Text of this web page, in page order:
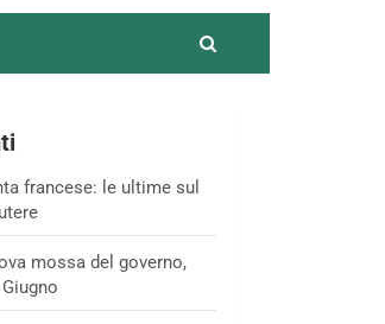
francese: le ultime sul
mossa del governo,